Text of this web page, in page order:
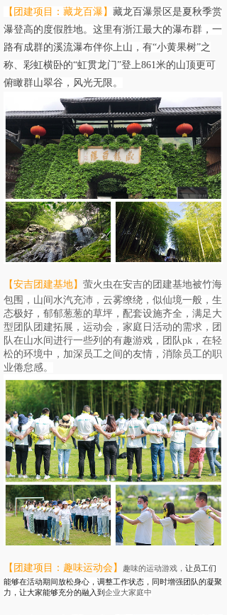
【团建项目：藏龙百瀑 】 藏龙百瀑景区是夏秋季赏
瀑登高的度假胜地。这里有浙江最大的瀑布群，一
路有成群的溪流瀑布伴你上山，有“小黄果树”之
称、彩虹横卧的“虹贯龙门”登上861米的山顶更可
俯瞰群山翠谷，风光无限。
【安吉团建基地】 萤火虫在安吉的团建基地被竹海
包围，山间水汽充沛，云雾缭绕，似仙境一般，生
态极好，郁郁葱葱的草坪，配套设施齐全，满足大
型团队团建拓展，运动会，家庭日活动的需求，团
队在山水间进行一些列的有趣游戏，团队pk，在轻
松的环境中，加深员工之间的友情，消除员工的职
业倦怠感。
【 团建项目： 趣味运动会】 趣味的运动游戏， 让员工们
能够在活动期间放松身心，调整工作状态，同时增强团队的凝聚
力，让大家能够充分的融入到企业大家庭中